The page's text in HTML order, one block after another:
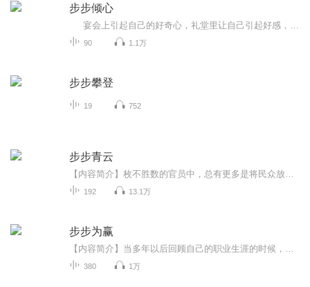
步步倾心
90 1.1万
步步攀登
19 752
步步青云
192 13.1万
步步为赢
380 1万